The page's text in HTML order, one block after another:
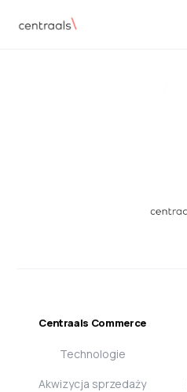
Centraals Commerce
Technologie
Akwizycja sprzedaży